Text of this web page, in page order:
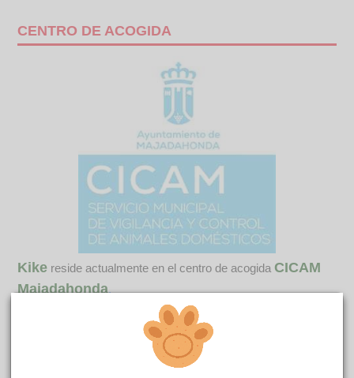
CENTRO DE ACOGIDA
Kike reside actualmente en el centro de acogida CICAM
Majadahonda.
Conoce a Kike, un American Stanford de 8 años que está en